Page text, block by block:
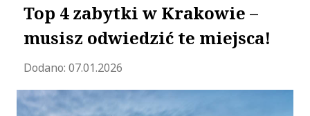
Top 4 zabytki w Krakowie –
musisz odwiedzić te miejsca!
Dodano: 07.01.2026Zaktualizowano 2026-03-24 11:23:17